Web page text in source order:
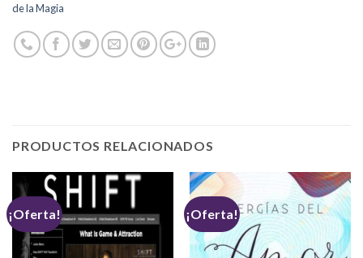
de la Magia
PRODUCTOS RELACIONADOS
¡Oferta! ¡Oferta!